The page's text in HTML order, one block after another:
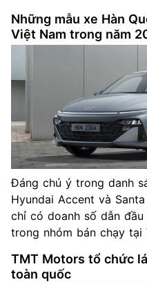
Những mẫu xe Hàn
Việt Nam trong năm
Đáng chú ý trong danh
Hyundai Accent và
chỉ có doanh số dẫn
trong nhóm bán chạy tại
TMT Motors tổ chức
toàn quốc